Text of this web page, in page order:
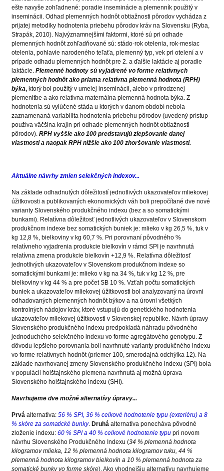
ešte navyše zohľadnené: poradie inseminácie a plemenník použitý v
inseminácii. Odhad plemenných hodnôt obtiažnosti pôrodov vychádza z
prijatej metodiky hodnotenia priebehu pôrodov kráv na Slovensku (Ryba,
Strapák, 2010). Najvýznamnejšími faktormi, ktoré sú pri odhade
plemenných hodnôt zohľadňované sú: stádo-rok otelenia, rok-mesiac
otelenia, pohlavie narodeného teľaťa, plemenný typ, vek pri otelení a v
prípade odhadu plemenných hodnôt pre 2. a ďalšie laktácie aj poradie
laktácie. Plemenné hodnoty sú vyjadrené vo forme relatívnych
plemenných hodnôt ako priama relatívna plemenná hodnota (RPH)
býka, ktorý bol použitý v umelej inseminácii, alebo v prirodzenej
plemenitbe a ako relatívna maternálna plemenná hodnota býka. Z
hodnotenia sú vylúčené stáda u ktorých v danom období nebola
zaznamenaná variabilita hodnotenia priebehu pôrodov (uvedený prístup
používa väčšina krajín pri odhade plemenných hodnôt obtiažnosti
pôrodov). RPH vyššie ako 100 predstavujú zlepšovanie danej
vlastnosti a naopak RPH nižšie ako 100 zhoršovanie vlastnosti.
Aktuálne návrhy zmien selekčných indexov...
Na základe odhadnutých dôležitostí jednotlivých ukazovateľov mliekovej
úžitkovosti a publikovaných ekonomických váh boli prepočítané dve nové
varianty Slovenského produkčného indexu (bez a so somatickými
bunkami). Relatívna dôležitosť jednotlivých ukazovateľov v Slovenskom
produkčnom indexe bez somatických buniek je: mlieko v kg 26,5 %, tuk v
kg 12,8 %, bielkoviny v kg 60,7 %. Pri porovnaní pôvodného %
relatívneho vyjadrenia produkcie bielkovín v rámci SPI je navrhnutá
relatívna zmena produkcie bielkovín +12,9 %. Relatívna dôležitosť
jednotlivých ukazovateľov v Slovenskom produkčnom indexe so
somatickými bunkami je: mlieko v kg na 34 %, tuk v kg 12 %, pre
bielkoviny v kg 44 % a pre počet SB 10 %. Vzťah počtu somatických
buniek a ukazovateľov mliekovej úžitkovosti bol analyzovaný na úrovni
odhadovaných plemenných hodnôt býkov a na úrovni všetkých
kontrolných nádojov kráv, ktoré vstupujú do genetického hodnotenia
ukazovateľov mliekovej úžitkovosti v Slovenskej republike. Návrh úpravy
Slovenského produkčného indexu predpokladá náhradu pôvodného
jednoduchého selekčného indexu vo forme agregátového genotypu. Z
dôvodu lepšieho porovnania boli navrhnuté varianty produkčného indexu
vo forme relatívnych hodnôt (priemer 100, smerodajná odchýlka 12). Na
základe navrhovanej zmeny Slovenského produkčného indexu (SPI) bola
v populácii holštajnského plemena navrhnutá aj možná úprava
Slovenského holštajnského indexu (SHI).
Navrhujeme dve možné alternatívy úpravy...
Prvá alternatíva: 56 % SPI, 36 % celkové hodnotenie typu (exteriéru) a 8
% skóre za somatické bunky. Druhá alternatíva ponecháva pôvodné
zloženie indexu: 60 % SPI a 40 % celkové hodnotenie typu pri novom
návrhu Slovenského Produkčného Indexu (34 % plemenná hodnota
kilogramov mlieka, 12 % plemenná hodnota kilogramov tuku, 44 %
plemenná hodnota kilogramov bielkovín a 10 % plemenná hodnota za
somatické bunky vo forme skóre). Ako vhodnejšiu alternatívu navrhujeme